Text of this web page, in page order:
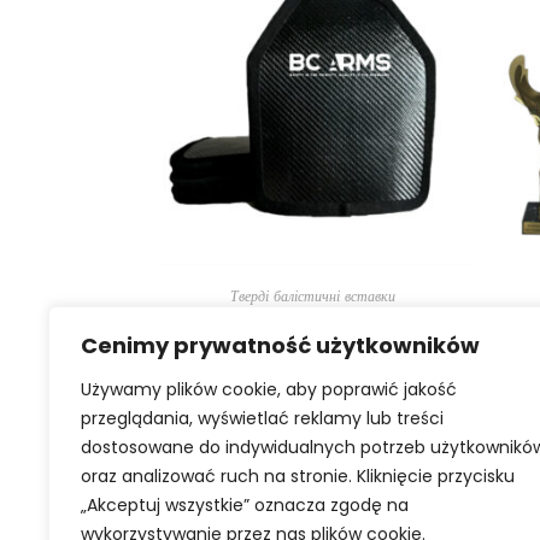
Cenimy prywatność użytkowników
Używamy plików cookie, aby poprawić jakość
przeglądania, wyświetlać reklamy lub treści
dostosowane do indywidualnych potrzeb
oraz analizować ruch na stronie. Kliknięcie przycisku
„Akceptuj wszystkie” oznacza zgodę na
wykorzystywanie przez nas plików cookie.
ВИБЕРІТЬ ОПЦІЇ
Тверді балістичні вставки
Польські балістичні плити.
1349,00 zł-1399,00zł